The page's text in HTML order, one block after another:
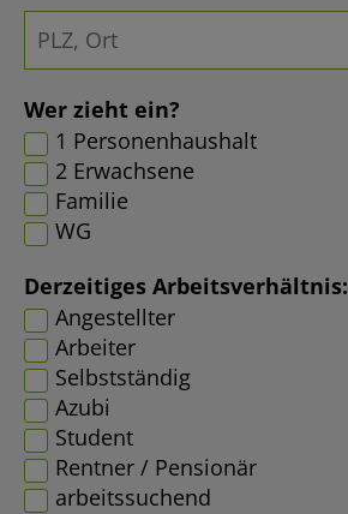
Wer zieht ein?
1 Personenhaushalt
2 Erwachsene
Familie
WG
Derzeitiges Arbeitsverhältnis:
Angestellter
Arbeiter
Selbstständig
Azubi
Student
Rentner / Pensionär
arbeitssuchend